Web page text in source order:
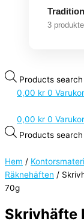
3
Products search
0,00 kr 0
0,00 kr 0
Products search
Hem /
Räknehäften /
70g
Skrivhäfte